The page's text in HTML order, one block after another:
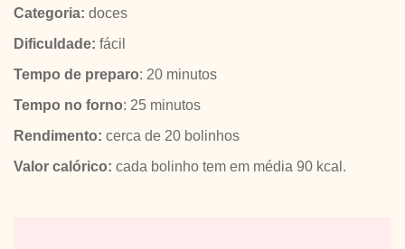
Categoria: doces
Dificuldade: fácil
Tempo de preparo: 20 minutos
Tempo no forno: 25 minutos
Rendimento: cerca de 20 bolinhos
Valor calórico: cada bolinho tem em média 90 kcal.